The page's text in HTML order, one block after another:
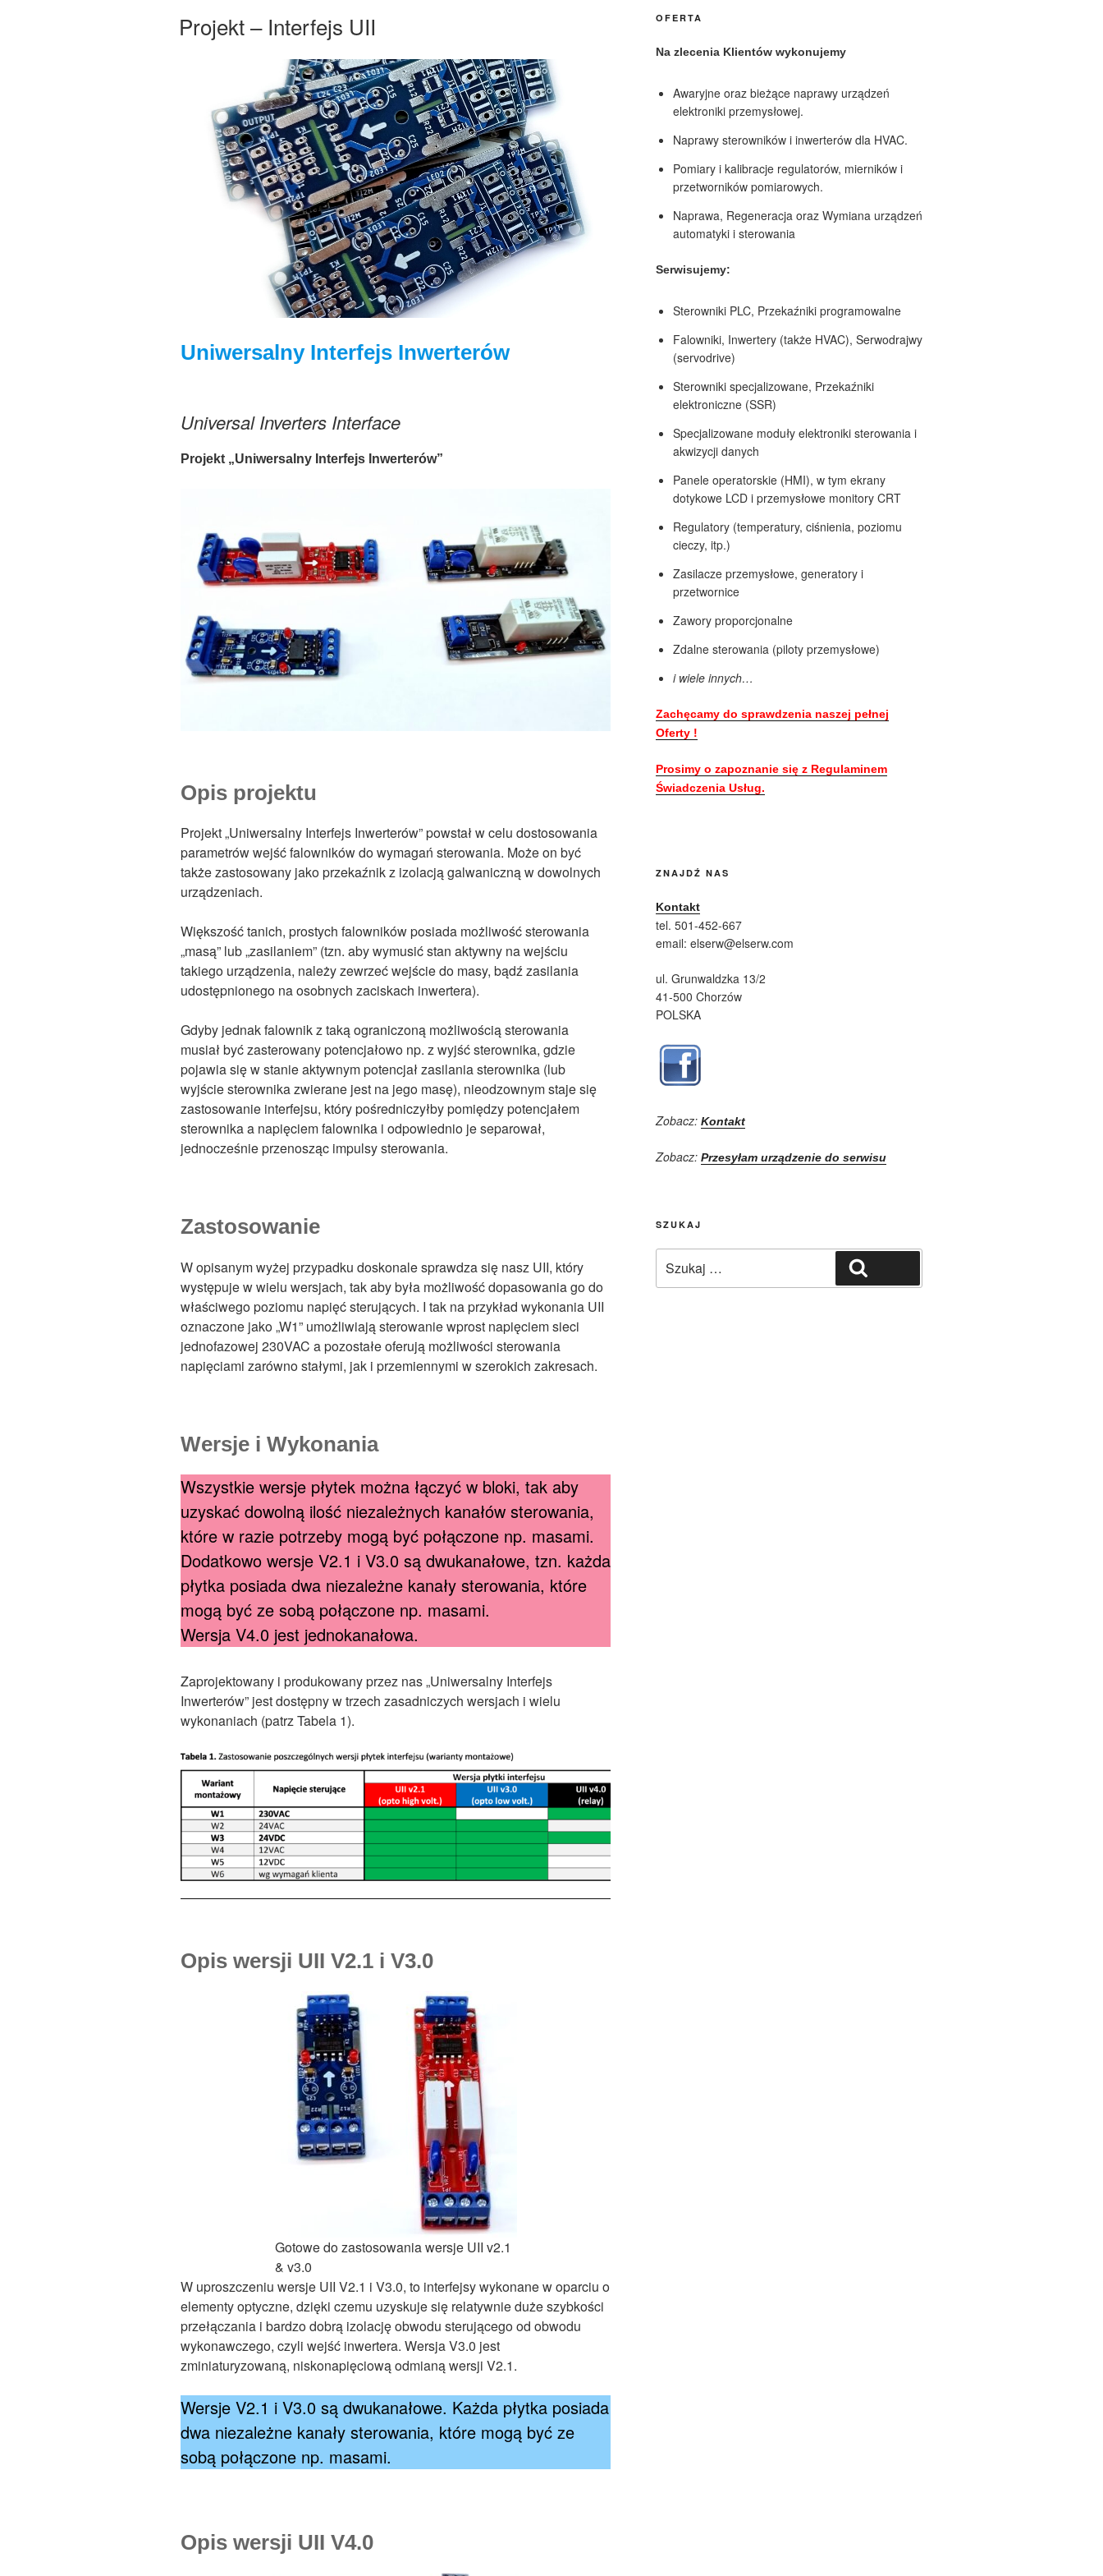
Projekt – Interfejs UII
Uniwersalny Interfejs Inwerterów
Universal Inverters Interface
Projekt „Uniwersalny Interfejs Inwerterów”
Opis projektu
Projekt „Uniwersalny Interfejs Inwerterów” powstał w celu dostosowania
parametrów wejść falowników do wymagań sterowania. Może on być
także zastosowany jako przekaźnik z izolacją galwaniczną w dowolnych
urządzeniach.
Większość tanich, prostych falowników posiada możliwość sterowania
„masą” lub „zasilaniem” (tzn. aby wymusić stan aktywny na wejściu
takiego urządzenia, należy zewrzeć wejście do masy, bądź zasilania
udostępnionego na osobnych zaciskach inwertera).
Gdyby jednak falownik z taką ograniczoną możliwością sterowania
musiał być zasterowany potencjałowo np. z wyjść sterownika, gdzie
pojawia się w stanie aktywnym potencjał zasilania sterownika (lub
wyjście sterownika zwierane jest na jego masę), nieodzownym staje się
zastosowanie interfejsu, który pośredniczyłby pomiędzy potencjałem
sterownika a napięciem falownika i odpowiednio je separował,
jednocześnie przenosząc impulsy sterowania.
Zastosowanie
W opisanym wyżej przypadku doskonale sprawdza się nasz UII, który
występuje w wielu wersjach, tak aby była możliwość dopasowania go do
właściwego poziomu napięć sterujących. I tak na przykład wykonania UII
oznaczone jako „W1” umożliwiają sterowanie wprost napięciem sieci
jednofazowej 230VAC a pozostałe oferują możliwości sterowania
napięciami zarówno stałymi, jak i przemiennymi w szerokich zakresach.
Wersje i Wykonania
Wszystkie wersje płytek można łączyć w bloki, tak aby
uzyskać dowolną ilość niezależnych kanałów sterowania,
które w razie potrzeby mogą być połączone np. masami.
Dodatkowo wersje V2.1 i V3.0 są dwukanałowe, tzn. każda
płytka posiada dwa niezależne kanały sterowania, które
mogą być ze sobą połączone np. masami.
Wersja V4.0 jest jednokanałowa.
Zaprojektowany i produkowany przez nas „Uniwersalny Interfejs
Inwerterów” jest dostępny w trzech zasadniczych wersjach i wielu
wykonaniach (patrz Tabela 1).
Opis wersji UII V2.1 i V3.0
Gotowe do zastosowania wersje UII v2.1
& v3.0
W uproszczeniu wersje UII V2.1 i V3.0, to interfejsy wykonane w oparciu o
elementy optyczne, dzięki czemu uzyskuje się relatywnie duże szybkości
przełączania i bardzo dobrą izolację obwodu sterującego od obwodu
wykonawczego, czyli wejść inwertera. Wersja V3.0 jest
zminiaturyzowaną, niskonapięciową odmianą wersji V2.1.
Wersje V2.1 i V3.0 są dwukanałowe. Każda płytka posiada
dwa niezależne kanały sterowania, które mogą być ze
sobą połączone np. masami.
Opis wersji UII V4.0
OFERTA
Na zlecenia Klientów wykonujemy
Awaryjne oraz bieżące naprawy urządzeń
elektroniki przemysłowej.
Naprawy sterowników i inwerterów dla HVAC.
Pomiary i kalibracje regulatorów, mierników i
przetworników pomiarowych.
Naprawa, Regeneracja oraz Wymiana urządzeń
automatyki i sterowania
Serwisujemy:
Sterowniki PLC, Przekaźniki programowalne
Falowniki, Inwertery (także HVAC), Serwodrajwy
(servodrive)
Sterowniki specjalizowane, Przekaźniki
elektroniczne (SSR)
Specjalizowane moduły elektroniki sterowania i
akwizycji danych
Panele operatorskie (HMI), w tym ekrany
dotykowe LCD i przemysłowe monitory CRT
Regulatory (temperatury, ciśnienia, poziomu
cieczy, itp.)
Zasilacze przemysłowe, generatory i
przetwornice
Zawory proporcjonalne
Zdalne sterowania (piloty przemysłowe)
i wiele innych…
Zachęcamy do sprawdzenia naszej pełnej
Oferty !
Prosimy o zapoznanie się z Regulaminem
Świadczenia Usług.
ZNAJDŹ NAS
Kontakt
tel. 501-452-667
email: elserw@elserw.com
ul. Grunwaldzka 13/2
41-500 Chorzów
POLSKA
Zobacz: Kontakt
Zobacz: Przesyłam urządzenie do serwisu
SZUKAJ